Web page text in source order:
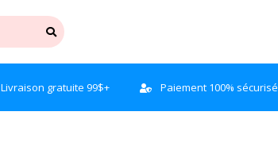
Livraison gratuite 99$+ Paiement 100% sécurisé